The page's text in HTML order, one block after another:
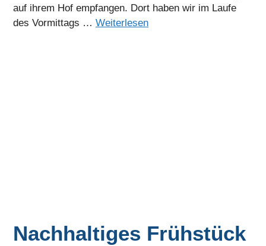
auf ihrem Hof empfangen. Dort haben wir im Laufe
des Vormittags … Weiterlesen
Nachhaltiges Frühstück